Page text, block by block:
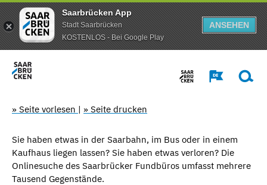
Saarbrücken App
Stadt Saarbrücken
KOSTENLOS - Bei Google Play
ANSEHEN
» Seite vorlesen | » Seite drucken
Sie haben etwas in der Saarbahn, im Bus oder in einem
Kaufhaus liegen lassen? Sie haben etwas verloren? Die
Onlinesuche des Saarbrücker Fundbüros umfasst mehrere
Tausend Gegenstände.